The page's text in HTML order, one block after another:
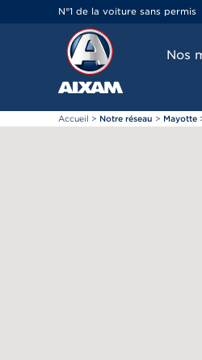
N°1 de la voiture sans permis
Nos
Accueil > Notre réseau > Mayotte
Panneau de gestion des